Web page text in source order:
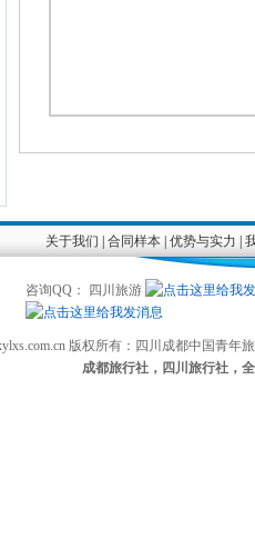
关于我们 合同样本| 优势与实力
咨询QQ： 四川旅游
版权所有：四川成都中国青
成都旅行社，四川旅行社，